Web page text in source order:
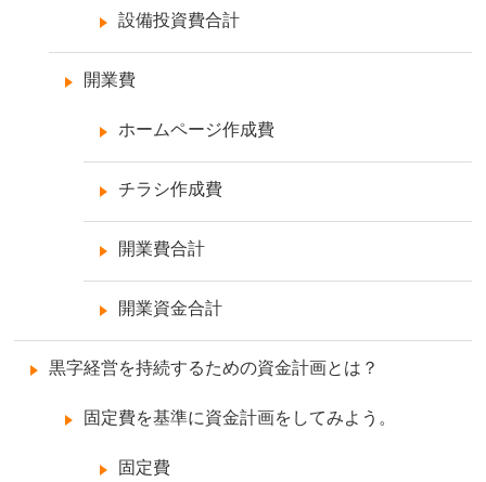
設備投資費合計
開業費
ホームページ作成費
チラシ作成費
開業費合計
開業資金合計
黒字経営を持続するための資金計画とは？
固定費を基準に資金計画をしてみよう。
固定費